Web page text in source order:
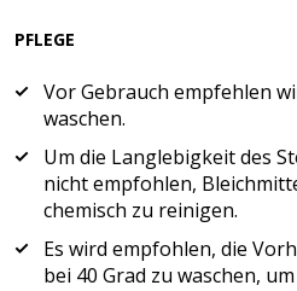
PFLEGE
Vor Gebrauch empfehlen
waschen.
Um die Langlebigkeit des
nicht empfohlen,
chemisch zu reinigen.
Es wird empfohlen, die
bei 40 Grad zu waschen,